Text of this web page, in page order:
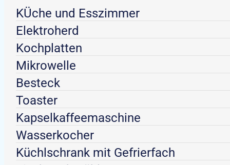
KÜche und Esszimmer
Elektroherd
Kochplatten
Mikrowelle
Besteck
Toaster
Kapselkaffeemaschine
Wasserkocher
Küchlschrank mit Gefrierfach